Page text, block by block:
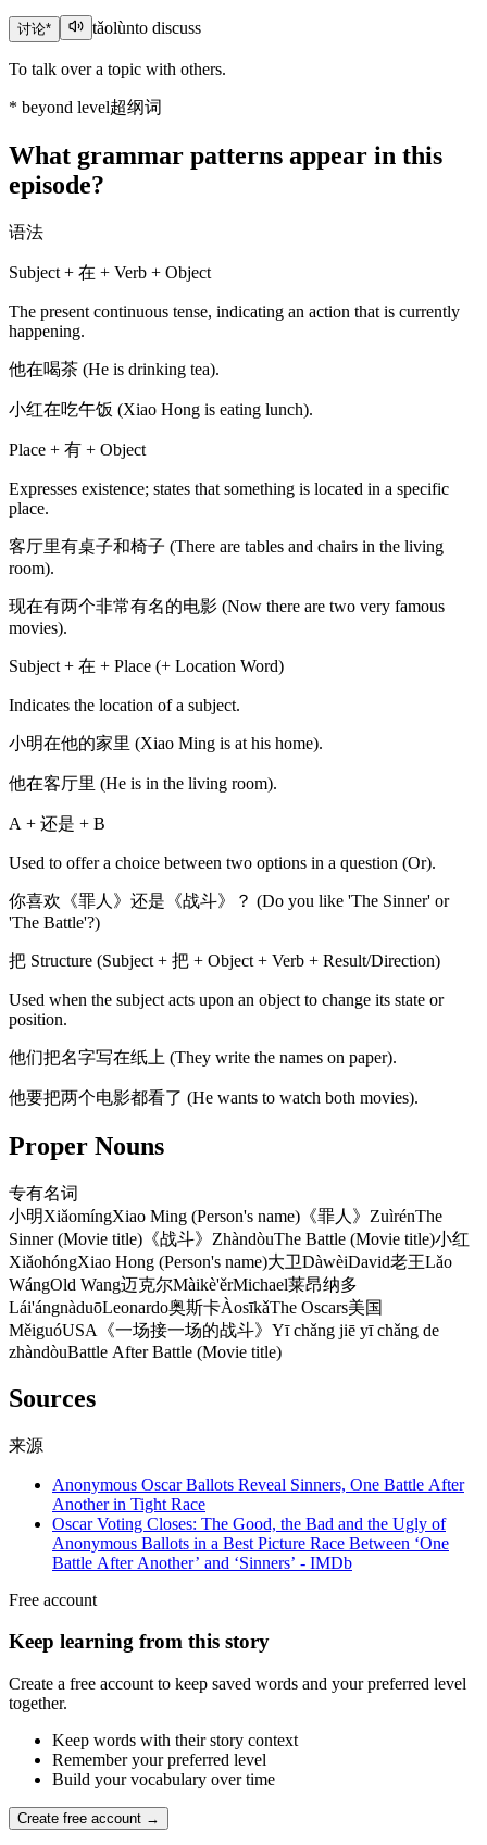
讨论* tǎolùnto discuss
To talk over a topic with others.
* beyond level超纲词
What grammar patterns appear in this
episode?
语法
Subject + 在 + Verb + Object
The present continuous tense, indicating an action that is currently
happening.
他在喝茶 (He is drinking tea).
小红在吃午饭 (Xiao Hong is eating lunch).
Place + 有 + Object
Expresses existence; states that something is located in a specific
place.
客厅里有桌子和椅子 (There are tables and chairs in the living
room).
现在有两个非常有名的电影 (Now there are two very famous
movies).
Subject + 在 + Place (+ Location Word)
Indicates the location of a subject.
小明在他的家里 (Xiao Ming is at his home).
他在客厅里 (He is in the living room).
A + 还是 + B
Used to offer a choice between two options in a question (Or).
你喜欢《罪人》还是《战斗》？ (Do you like 'The Sinner' or
'The Battle'?)
把 Structure (Subject + 把 + Object + Verb + Result/Direction)
Used when the subject acts upon an object to change its state or
position.
他们把名字写在纸上 (They write the names on paper).
他要把两个电影都看了 (He wants to watch both movies).
Proper Nouns
专有名词
小明XiǎomíngXiao Ming (Person's name) 《罪人》 ZuìrénThe
Sinner (Movie title) 《战斗》 ZhàndòuThe Battle (Movie title)小红
XiǎohóngXiao Hong (Person's name)大卫DàwèiDavid老王Lǎo
WángOld Wang迈克尔Màikè'ěrMichael莱昂纳多
Lái'ángnàduōLeonardo奥斯卡ÀosīkǎThe Oscars美国
MěiguóUSA 《一场接一场的战斗》 Yī chǎng jiē yī chǎng de
zhàndòuBattle After Battle (Movie title)
Sources
来源
Anonymous Oscar Ballots Reveal Sinners, One Battle After
Another in Tight Race
Oscar Voting Closes: The Good, the Bad and the Ugly of
Anonymous Ballots in a Best Picture Race Between ‘One
Battle After Another’ and ‘Sinners’ - IMDb
Free account
Keep learning from this story
Create a free account to keep saved words and your preferred level
together.
Keep words with their story context
Remember your preferred level
Build your vocabulary over time
Create free account →